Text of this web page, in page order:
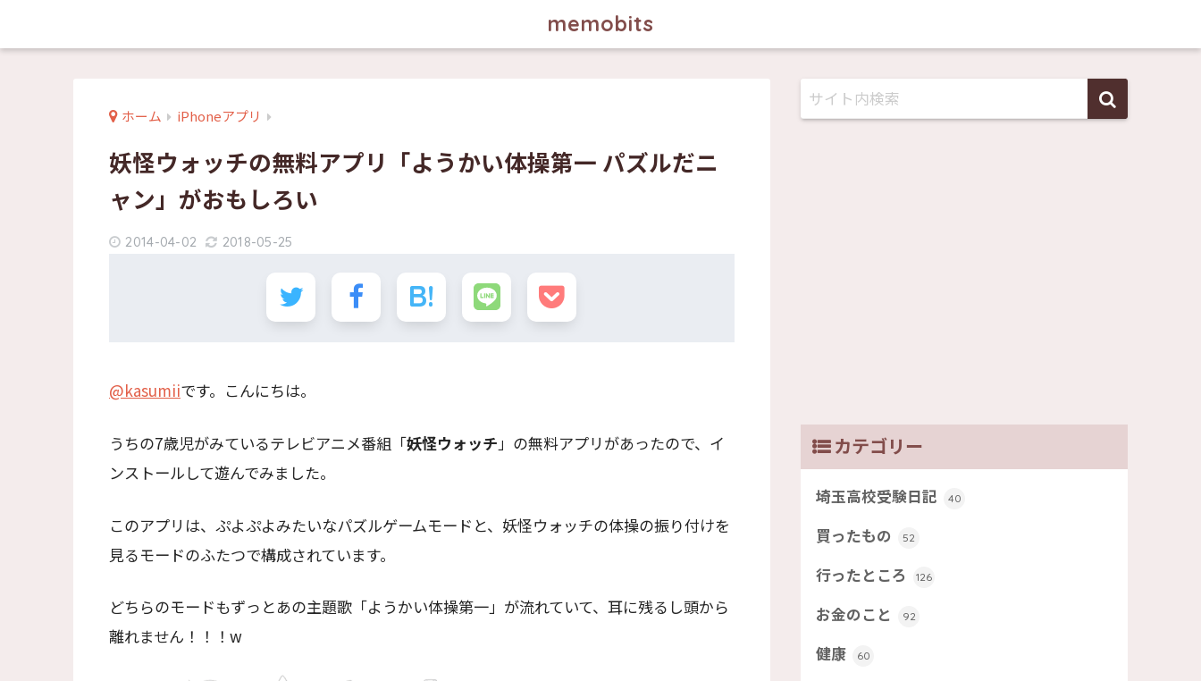
memobits
ホーム iPhoneアプリ
妖怪ウォッチの無料アプリ「ようかい体操第一 パズルだニ
ャン」がおもしろい
2014-04-02 2018-05-25
@kasumiiです。こんにちは。
うちの7歳児がみているテレビアニメ番組「妖怪ウォッチ」の無料アプリがあったので、イ
ンストールして遊んでみました。
このアプリは、ぷよぷよみたいなパズルゲームモードと、妖怪ウォッチの体操の振り付けを
見るモードのふたつで構成されています。
どちらのモードもずっとあの主題歌「ようかい体操第一」が流れていて、耳に残るし頭から
離れません！！！w
カテゴリー
埼玉高校受験日記 40
買ったもの 52
行ったところ 126
お金のこと 92
健康 60